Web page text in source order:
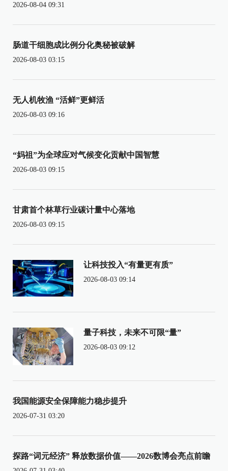
2026-08-04 09:31
肠道干细胞成比例分化奥秘被破解
2026-08-03 03:15
无人机牧渔 “活鲜”更鲜活
2026-08-03 09:16
“妈祖”为全球应对气候变化贡献中国智慧
2026-08-03 09:15
甘肃首个林草行业碳计量中心落地
2026-08-03 09:15
让科技投入“有量更有质”
2026-08-03 09:14
量子科技，未来不可限“量”
2026-08-03 09:12
我国能源安全保障能力稳步提升
2026-07-31 03:20
探路“词元经济” 释放数据价值——2026数博会亮点前瞻